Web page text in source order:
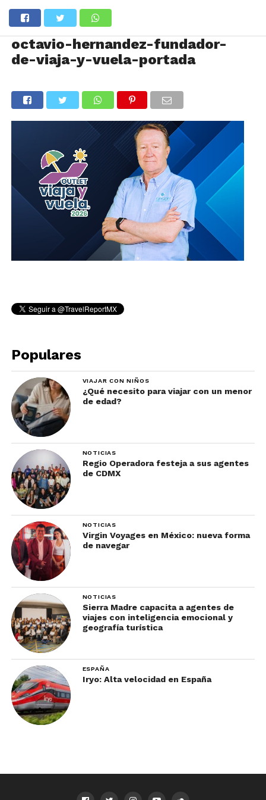
octavio-hernandez-fundador-
de-viaja-y-vuela-portada
Populares
VIAJAR CON NIÑOS
¿Qué necesito para viajar con un menor
de edad?
NOTICIAS
Regio Operadora festeja a sus agentes
de CDMX
NOTICIAS
Virgin Voyages en México: nueva forma
de navegar
NOTICIAS
Sierra Madre capacita a agentes de
viajes con inteligencia emocional y
geografía turística
ESPAÑA
Iryo: Alta velocidad en España